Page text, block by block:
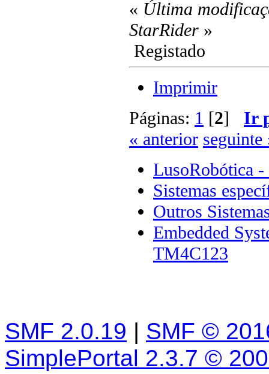
« Última
StarRider »
Registado
Imprimir
Páginas: 1 [2] Ir
« anterior seguinte
LusoRobótica -
Sistemas
Outros
Embedded
TM4C123
SMF 2.0.19 | SMF ©
SimplePortal 2.3.7 ©